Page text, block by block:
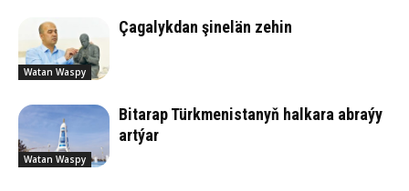
Watan Waspy
Çagalykdan şinelän zehin
Watan Waspy
Bitarap Türkmenistanyň halkara abraýy
artýar